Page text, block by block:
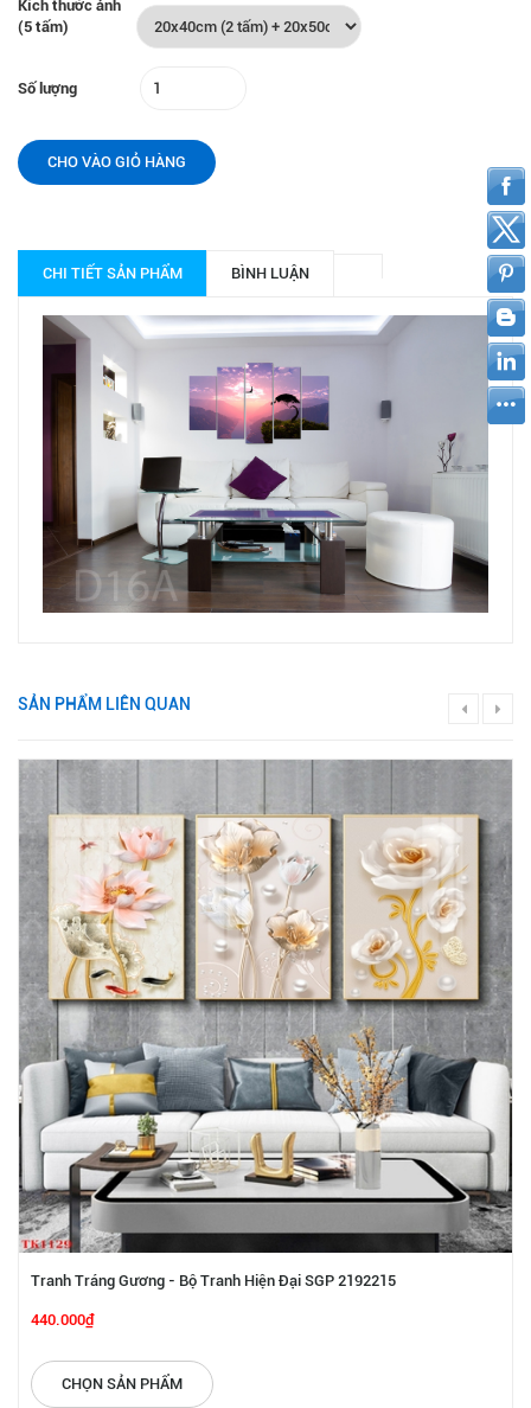
Kích thước ảnh
(5 tấm)
Số lượng
CHO VÀO GIỎ HÀNG
CHI TIẾT SẢN PHẨM BÌNH LUẬN
SẢN PHẨM LIÊN QUAN
Tranh Tráng Gương - Bộ Tranh Hiện Đại SGP 2192215
440.000₫
CHỌN SẢN PHẨM